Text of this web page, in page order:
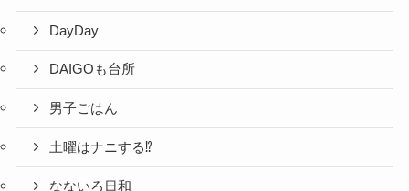
DayDay
DAIGOも台所
男子ごはん
土曜はナニする⁉
なないろ日和